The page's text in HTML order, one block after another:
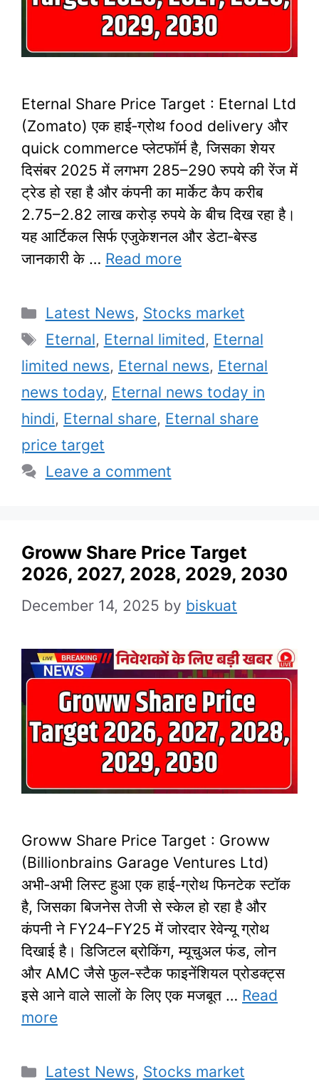
Eternal Share Price Target : Eternal Ltd
(Zomato) एक हाई‑ग्रोथ food delivery और
quick commerce प्लेटफॉर्म है, जिसका शेयर
दिसंबर 2025 में लगभग 285–290 रुपये की रेंज में
ट्रेड हो रहा है और कंपनी का मार्केट कैप करीब
2.75–2.82 लाख करोड़ रुपये के बीच दिख रहा है।
यह आर्टिकल सिर्फ एजुकेशनल और डेटा‑बेस्ड
जानकारी के … Read more
Categories
Latest News, Stocks market
Tags
Eternal, Eternal limited, Eternal
limited news, Eternal news, Eternal
news today, Eternal news today in
hindi, Eternal share, Eternal share
price target
Leave a comment
Groww Share Price Target
2026, 2027, 2028, 2029, 2030
December 14, 2025 by biskuat
Groww Share Price Target : Groww
(Billionbrains Garage Ventures Ltd)
अभी‑अभी लिस्ट हुआ एक हाई‑ग्रोथ फिनटेक स्टॉक
है, जिसका बिजनेस तेजी से स्केल हो रहा है और
कंपनी ने FY24–FY25 में जोरदार रेवेन्यू ग्रोथ
दिखाई है। डिजिटल ब्रोकिंग, म्यूचुअल फंड, लोन
और AMC जैसे फुल‑स्टैक फाइनेंशियल प्रोडक्ट्स
इसे आने वाले सालों के लिए एक मजबूत … Read
more
Categories
Latest News, Stocks market